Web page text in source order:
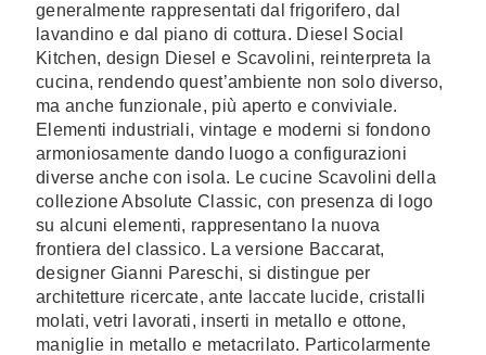
generalmente rappresentati dal frigorifero, dal
lavandino e dal piano di cottura. Diesel Social
Kitchen, design Diesel e Scavolini, reinterpreta la
cucina, rendendo quest’ambiente non solo diverso,
ma anche funzionale, più aperto e conviviale.
Elementi industriali, vintage e moderni si fondono
armoniosamente dando luogo a configurazioni
diverse anche con isola. Le cucine Scavolini della
collezione Absolute Classic, con presenza di logo
su alcuni elementi, rappresentano la nuova
frontiera del classico. La versione Baccarat,
designer Gianni Pareschi, si distingue per
architetture ricercate, ante laccate lucide, cristalli
molati, vetri lavorati, inserti in metallo e ottone,
maniglie in metallo e metacrilato. Particolarmente